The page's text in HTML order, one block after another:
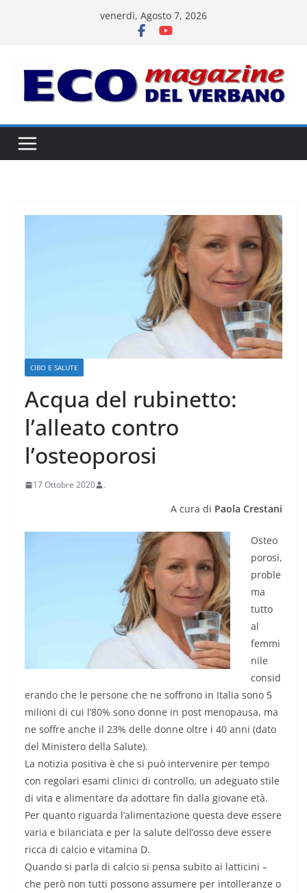
venerdì, Agosto 7, 2026
CIBO E SALUTE
Acqua del rubinetto:
l’alleato contro
l’osteoporosi
17 Ottobre 2020 .
A cura di Paola Crestani
Osteo
porosi,
proble
ma
tutto
al
femmi
nile
consid
erando che le persone che ne soffrono in Italia sono 5
milioni di cui l’80% sono donne in post menopausa, ma
ne soffre anche il 23% delle donne oltre i 40 anni (dato
del Ministero della Salute).
La notizia positiva è che si può intervenire per tempo
con regolari esami clinici di controllo, un adeguato stile
di vita e alimentare da adottare fin dalla giovane età.
Per quanto riguarda l’alimentazione questa deve essere
varia e bilanciata e per la salute dell’osso deve essere
ricca di calcio e vitamina D.
Quando si parla di calcio si pensa subito ai latticini –
che però non tutti possono assumere per intolleranze o